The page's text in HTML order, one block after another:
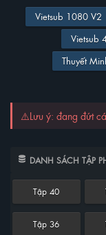
Vietsub 1080 V2
Vietsub
Thuyết
⚠️Lưu ý: đang đứt
DANH SÁCH TẬP
Tập 40
Tập 36